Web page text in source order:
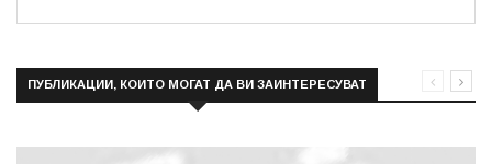
ПУБЛИКАЦИИ, КОИТО МОГАТ ДА ВИ ЗАИНТЕРЕСУВАТ